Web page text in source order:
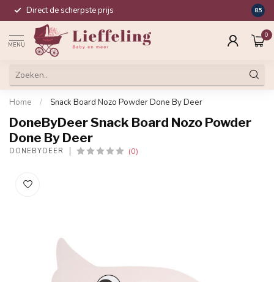
Direct de scherpste prijs 8.5
MENU
0
Home / Snack Board Nozo Powder Done By Deer
DoneByDeer Snack Board Nozo Powder
Done By Deer
DONEBYDEER (0)